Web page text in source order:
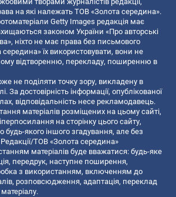
на які належать ТОВ «Золота середина».
Getty Images редакція має
законом України «Про авторські
ніхто не має права без письмового
їх використовувати, вони не
відтворенню, перекладу, поширенню в
не поділяти точку зору, викладену в
За достовірність інформації, опублікованої
відповідальність несе рекламодавець.
матеріалів розміщених на цьому сайті,
на сторінку цього сайту,
будь-якого іншого згадування, але без
ТОВ «Золота середина»
матеріалів буде вважатися: будь-яке
передрук, наступне поширення,
з використанням, включенням до
розповсюдження, адаптація, переклад